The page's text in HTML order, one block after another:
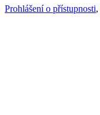
Prohlášení o přístupnosti,